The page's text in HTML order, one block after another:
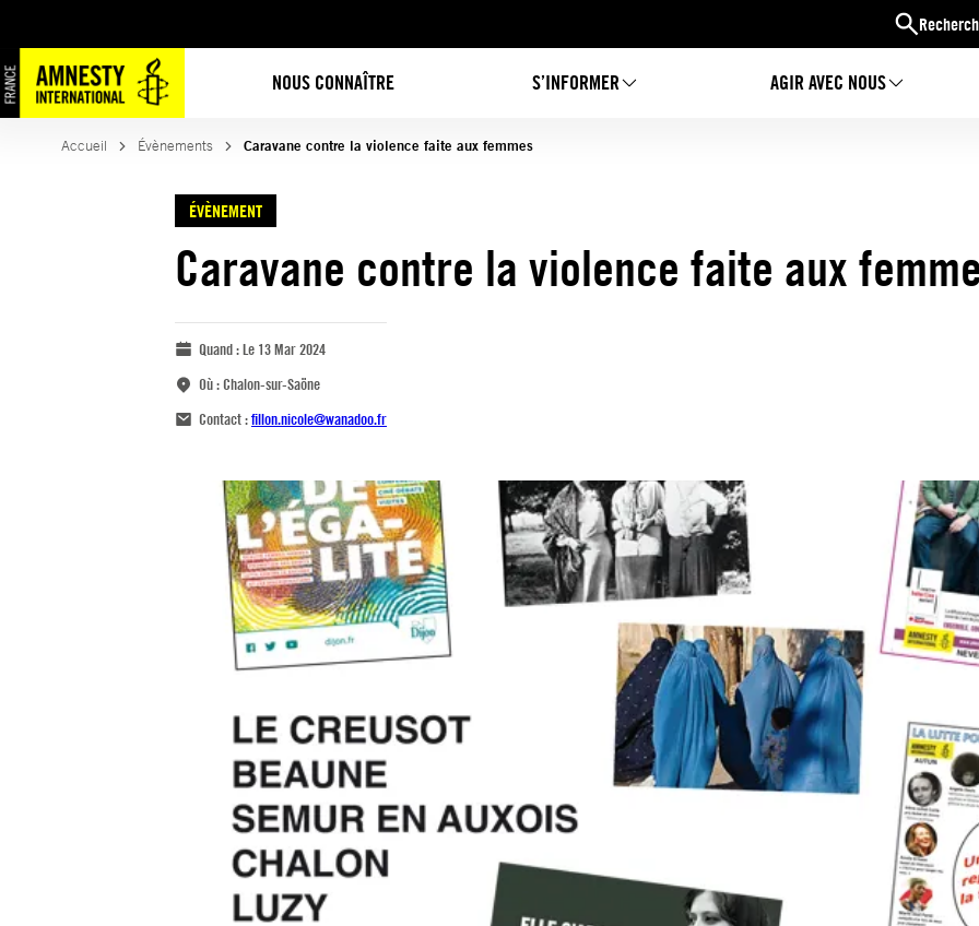
NOUS CONNAÎTRE S’INFORMER AGIR AVEC NOUS
Accueil Évènements Caravane contre la violence faite aux femmes
ÉVÈNEMENT
Caravane contre la violence faite aux
Quand :Le 13 Mar 2024
Où :Chalon-sur-Saöne
Contact :fillon.nicole@wanadoo.fr